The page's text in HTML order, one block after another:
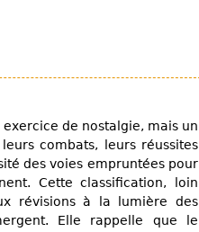
de nostalgie, mais un
combats, leurs réussites
des voies empruntées pour
Cette classification, loin
révisions à la lumière des
Elle rappelle que le